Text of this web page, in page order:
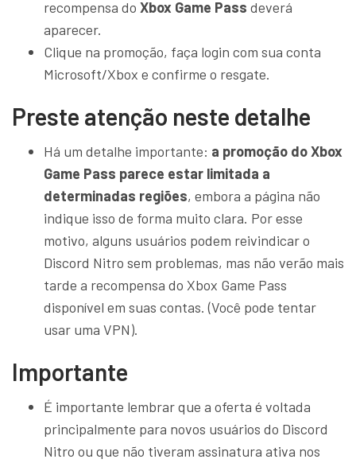
recompensa do Xbox Game Pass deverá
aparecer.
Clique na promoção, faça login com sua conta
Microsoft/Xbox e confirme o resgate.
Preste atenção neste detalhe
Há um detalhe importante: a promoção do Xbox
Game Pass parece estar limitada a
determinadas regiões, embora a página não
indique isso de forma muito clara. Por esse
motivo, alguns usuários podem reivindicar o
Discord Nitro sem problemas, mas não verão mais
tarde a recompensa do Xbox Game Pass
disponível em suas contas. (Você pode tentar
usar uma VPN).
Importante
É importante lembrar que a oferta é voltada
principalmente para novos usuários do Discord
Nitro ou que não tiveram assinatura ativa nos